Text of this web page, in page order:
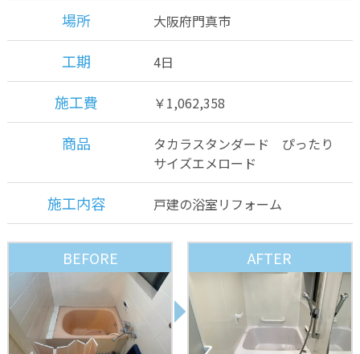
場所 大阪府門真市
工期 4日
施工費 ￥1,062,358
商品
タカラスタンダード ぴったり
サイズエメロード
施工内容 戸建の浴室リフォーム
BEFORE AFTER